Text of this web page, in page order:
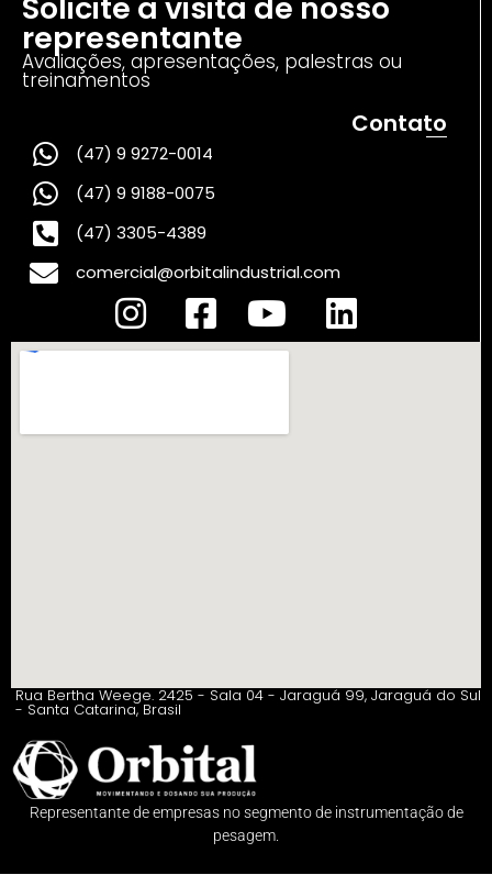
Solicite a visita de nosso
representante
Avaliações, apresentações, palestras ou
treinamentos
Contato
(47) 9 9272-0014
(47) 9 9188-0075
(47) 3305-4389
comercial@orbitalindustrial.com
Rua Bertha Weege. 2425 - Sala 04 - Jaraguá 99, Jaraguá do Sul
- Santa Catarina, Brasil
Representante de empresas no segmento de instrumentação de
pesagem.